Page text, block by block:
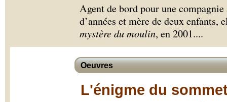
Agent de bord pour une
d’années et mère de deux
mystère du moulin, en 2001....
Oeuvres
L'énigme du